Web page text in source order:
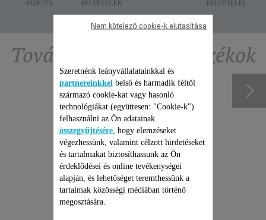
FIZETÉS
FELTÉTELEK
FELTÉTELEI
További ajánlott tartozékok
Szeretnénk leányvállalatainkkal és
partnereinkkel belső és harmadik féltől
származó cookie-kat vagy hasonló
technológiákat (együttesen: "Cookie-k")
felhasználni az Ön adatainak
összegyűjtésére, hogy elemzéseket
végezhessünk, valamint célzott hirdetéseket
és tartalmakat biztosíthassunk az Ön
érdeklődései és online tevékenységei
alapján, és lehetőséget teremthessünk a
tartalmak közösségi médiában történő
megosztására.
Nem kötelező cookie-k elutasítása